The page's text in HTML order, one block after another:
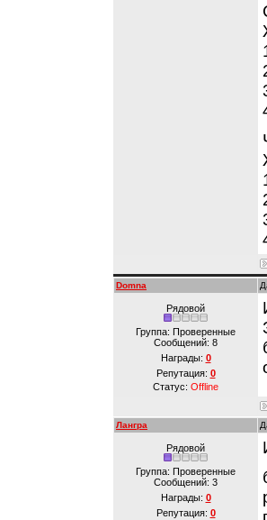
Domna
Рядовой
Группа: Проверенные
Сообщений: 8
Награды: 0
Репутация: 0
Статус: Offline
Лангра
Рядовой
Группа: Проверенные
Сообщений: 3
Награды: 0
Репутация: 0